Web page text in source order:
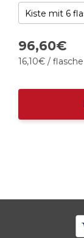
96,60€
16,10€ / flasche